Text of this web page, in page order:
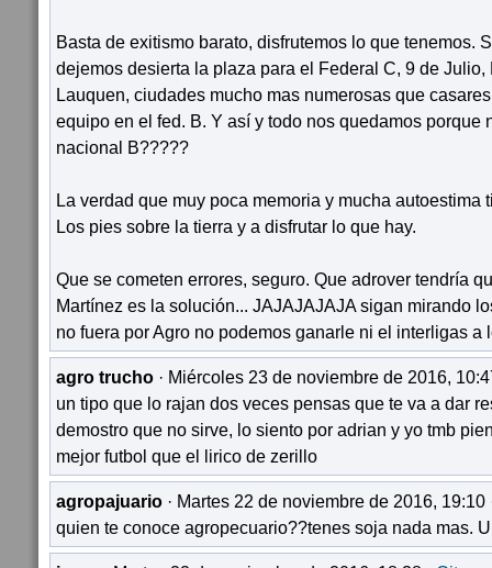
Basta de exitismo barato, disfrutemos lo que tenemos.
dejemos desierta la plaza para el Federal C, 9 de
Lauquen, ciudades mucho mas numerosas que
equipo en el fed. B. Y así y todo nos quedamos porque
nacional B?????
La verdad que muy poca memoria y mucha autoestima
Los pies sobre la tierra y a disfrutar lo que hay.
Que se cometen errores, seguro. Que adrover tendría
Martínez es la solución... JAJAJAJAJA sigan mirando
no fuera por Agro no podemos ganarle ni el interligas a
agro trucho · Miércoles 23 de noviembre de 2016,
un tipo que lo rajan dos veces pensas que te va a dar
demostro que no sirve, lo siento por adrian y yo tmb
mejor futbol que el lirico de zerillo
agropajuario · Martes 22 de noviembre de 2016, 19:10
quien te conoce agropecuario??tenes soja nada mas.